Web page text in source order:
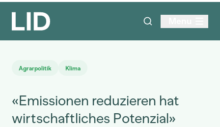
Agrarpolitik Klima
«Emissionen reduzieren hat
wirtschaftliches Potenzial»